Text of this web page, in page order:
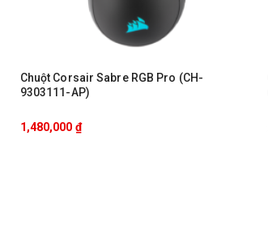
Chuột Corsair Sabre RGB Pro (CH-
9303111-AP)
1,480,000 ₫